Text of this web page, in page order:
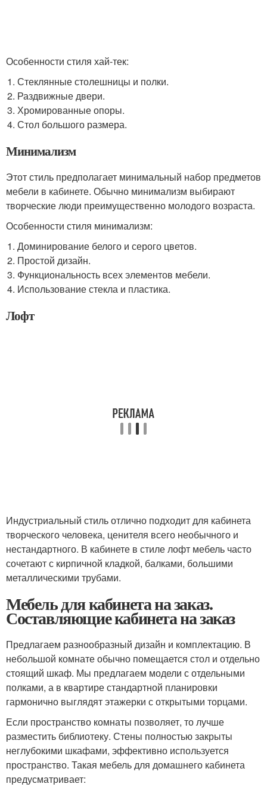
Особенности стиля хай-тек:
Стеклянные столешницы и полки.
Раздвижные двери.
Хромированные опоры.
Стол большого размера.
Минимализм
Этот стиль предполагает минимальный набор предметов
мебели в кабинете. Обычно минимализм выбирают
творческие люди преимущественно молодого возраста.
Особенности стиля минимализм:
Доминирование белого и серого цветов.
Простой дизайн.
Функциональность всех элементов мебели.
Использование стекла и пластика.
Лофт
Индустриальный стиль отлично подходит для кабинета
творческого человека, ценителя всего необычного и
нестандартного. В кабинете в стиле лофт мебель часто
сочетают с кирпичной кладкой, балками, большими
металлическими трубами.
Мебель для кабинета на заказ.
Составляющие кабинета на заказ
Предлагаем разнообразный дизайн и комплектацию. В
небольшой комнате обычно помещается стол и отдельно
стоящий шкаф. Мы предлагаем модели с отдельными
полками, а в квартире стандартной планировки
гармонично выглядят этажерки с открытыми торцами.
Если пространство комнаты позволяет, то лучше
разместить библиотеку. Стены полностью закрыты
неглубокими шкафами, эффективно используется
пространство. Такая мебель для домашнего кабинета
предусматривает: